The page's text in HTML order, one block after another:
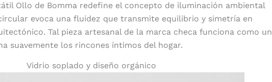
Ollo de Bomma redefine el concepto de iluminación ambiental
evoca una fluidez que transmite equilibrio y simetría en
Tal pieza artesanal de la marca checa funciona como un
suavemente los rincones íntimos del hogar.
Vidrio soplado y diseño orgánico